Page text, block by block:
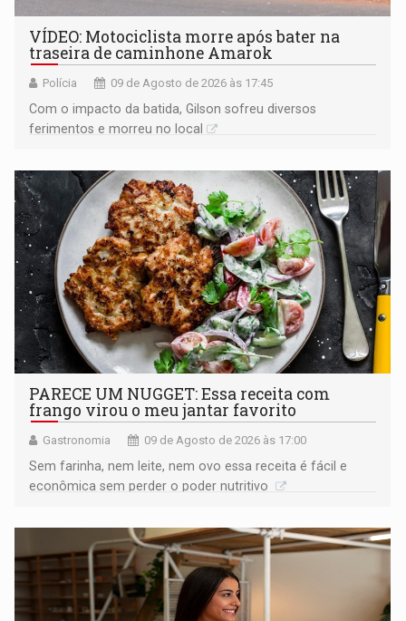
VÍDEO: Motociclista morre após bater na
traseira de caminhone Amarok
Polícia 09 de Agosto de 2026 às 17:45
​Com o impacto da batida, Gilson sofreu diversos
ferimentos e morreu no local
PARECE UM NUGGET: Essa receita com
frango virou o meu jantar favorito
Gastronomia 09 de Agosto de 2026 às 17:00
Sem farinha, nem leite, nem ovo essa receita é fácil e
econômica sem perder o poder nutritivo